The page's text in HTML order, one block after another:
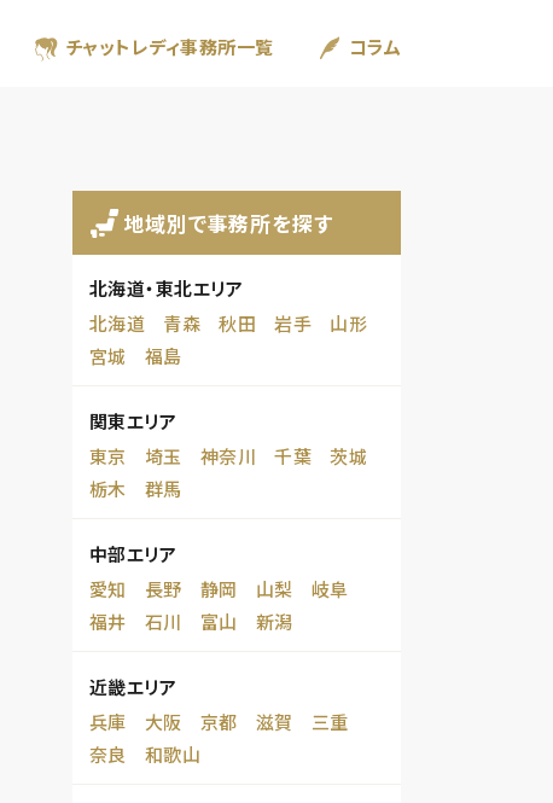
チャットレディ事務所一覧 コラム
地域別で事務所を探す
北海道・東北エリア
北海道
青森 秋田 岩手
山形
宮城
福島
関東エリア
東京
埼玉 神奈川 千葉
茨城
栃木
群馬
中部エリア
愛知
長野 静岡 山梨
岐阜
福井
石川 富山 新潟
近畿エリア
兵庫
大阪 京都 滋賀
三重
奈良
和歌山